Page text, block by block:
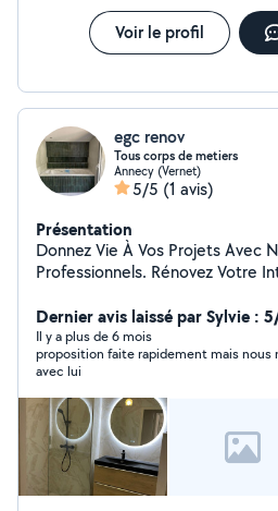
Voir le profil
egc renov
Tous corps de metiers
Annecy (Vernet)
5/5 (1 avis)
Présentation
Donnez Vie À Vos Projets Avec
Professionnels. Rénovez Votre Intérieur Ou Votre
Devis rapide et gratuit
Dernier avis laissé par Sylvie :
Il y a plus de 6 mois
proposition faite rapidement mais nous
avec lui